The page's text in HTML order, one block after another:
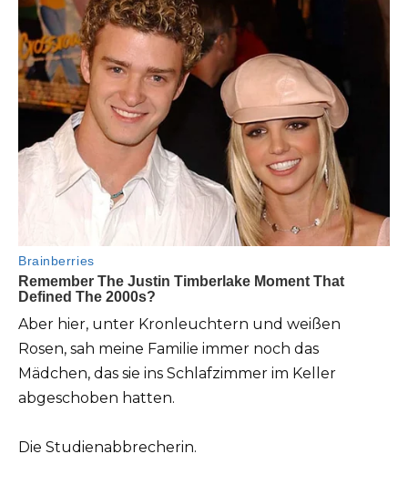
Aber hier, unter Kronleuchtern und weißen
Rosen, sah meine Familie immer noch das
Mädchen, das sie ins Schlafzimmer im Keller
abgeschoben hatten.
Die Studienabbrecherin.